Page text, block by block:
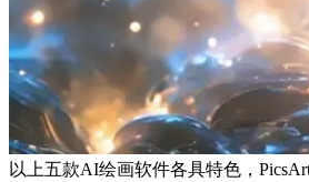
以上五款AI绘画软件各具特色，